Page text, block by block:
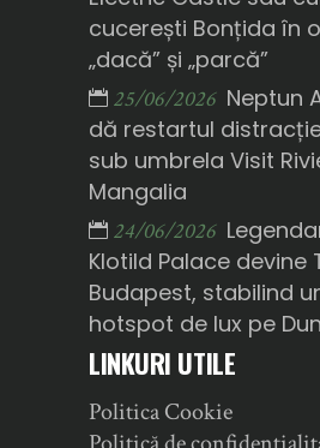
cucerești Bonțida în
„dacă” și „parcă”
25/06/2026 Neptun
dă restartul
sub umbrela Visit
Mangalia
24/06/2026
Klotild Palace devine
Budapest, stabilind
hotspot de lux pe
LINKURI UTILE
Politica Cookie